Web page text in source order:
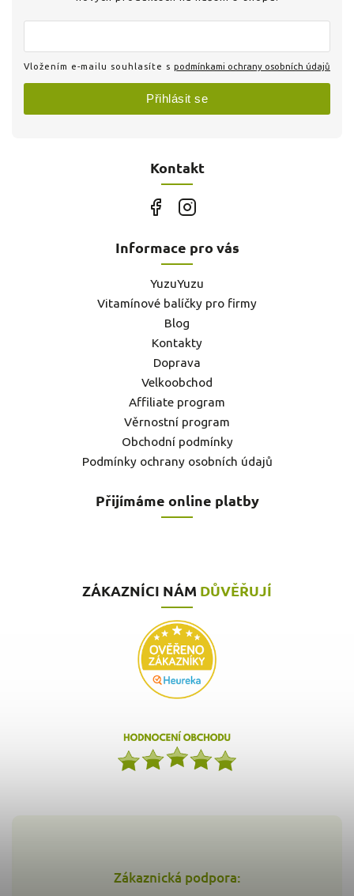
Zákaznická podpora:
Kontakt
Vložením e-mailu souhlasíte s podmínkami ochrany osobních údajů
Přihlásit se
Informace pro vás
YuzuYuzu
Vitamínové balíčky pro firmy
Blog
Kontakty
Doprava
Velkoobchod
Affiliate program
Věrnostní program
Obchodní podmínky
Podmínky ochrany osobních údajů
Přijímáme online platby
ZÁKAZNÍCI NÁM DŮVĚŘUJÍ